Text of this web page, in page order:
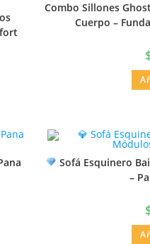
Combo Sillones
Cuerpo –
Sofá Esquinero
–